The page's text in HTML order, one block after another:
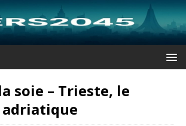
soie – Trieste, le